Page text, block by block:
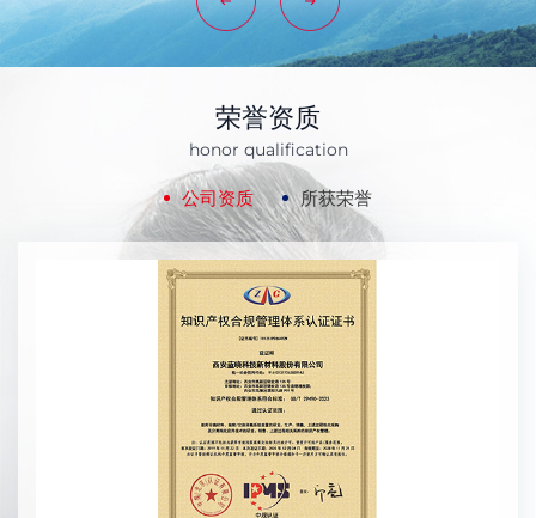
为国内一流的特种树脂制造商，竞争对手直指国际顶级品
牌；因为专业，蓝晓科技成功打造了一个素质高、业务精、
质、诚信、服务和效率成为行业产品的一种高度。
蓝晓的胸襟是博大的，事业是永恒的。“海纳百川，有
容乃大”。蓝晓一直恪守尊重知识，尊重人才的企业价值
观，奉行求大同存小异，鄙视墨守成规。蓝晓容忍个性，宽
容错误，但蓝晓不容忍把人才变成庸才，把懒惰当成停滞不
前的借口。很多蓝晓员工都有鲜活的个性，但在蓝晓，都展
现了最有创造力最有敬业精神的一面。蓝晓以博大和宽容，
正在成为每一个蓝晓人施展才华，实现个人价值的大舞
蓝晓是一个年轻的企业，有无限的动力，无限的希望。
荣誉资质
honor qualification
公司资质 所获荣誉